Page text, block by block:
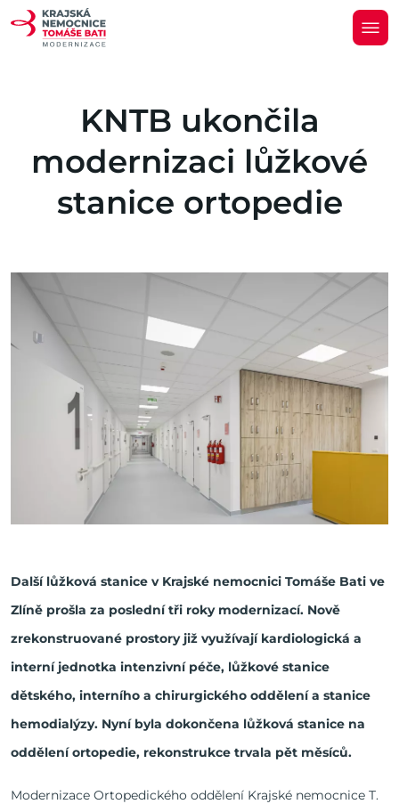
KNTB ukončila
modernizaci lůžkové
stanice ortopedie
Další lůžková stanice v Krajské nemocnici Tomáše Bati ve
Zlíně prošla za poslední tři roky modernizací. Nově
zrekonstruované prostory již využívají kardiologická a
interní jednotka intenzivní péče, lůžkové stanice
dětského, interního a chirurgického oddělení a stanice
hemodialýzy. Nyní byla dokončena lůžková stanice na
oddělení ortopedie, rekonstrukce trvala pět měsíců.
Modernizace Ortopedického oddělení Krajské nemocnice T.